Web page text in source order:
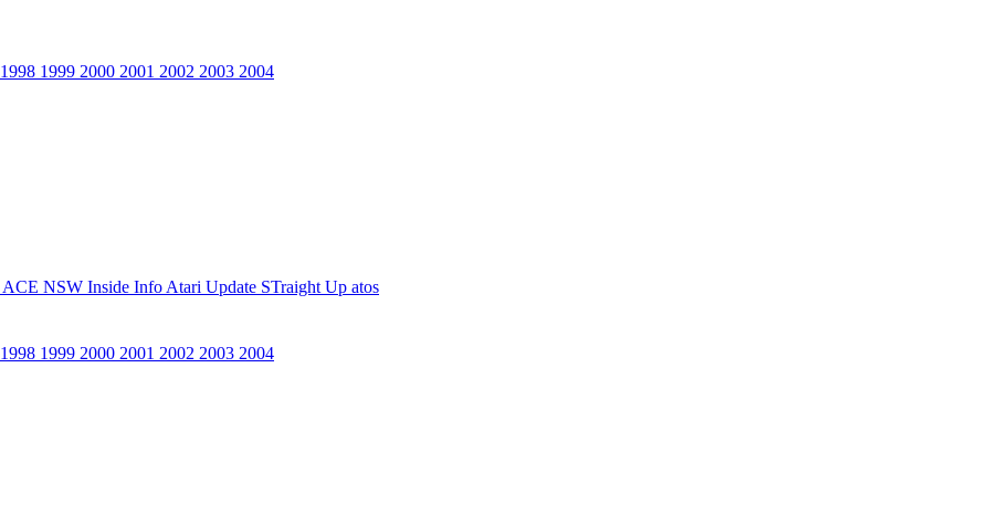
1998 1999 2000 2001 2002 2003 2004
ACE NSW Inside Info Atari Update STraight Up atos
1998 1999 2000 2001 2002 2003 2004